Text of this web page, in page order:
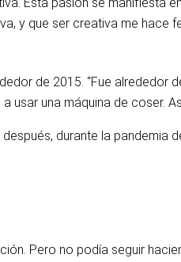
y que ser creativa me hace
de 2015. “Fue
una máquina de coser.
durante la pandemia
Pero no podía seguir